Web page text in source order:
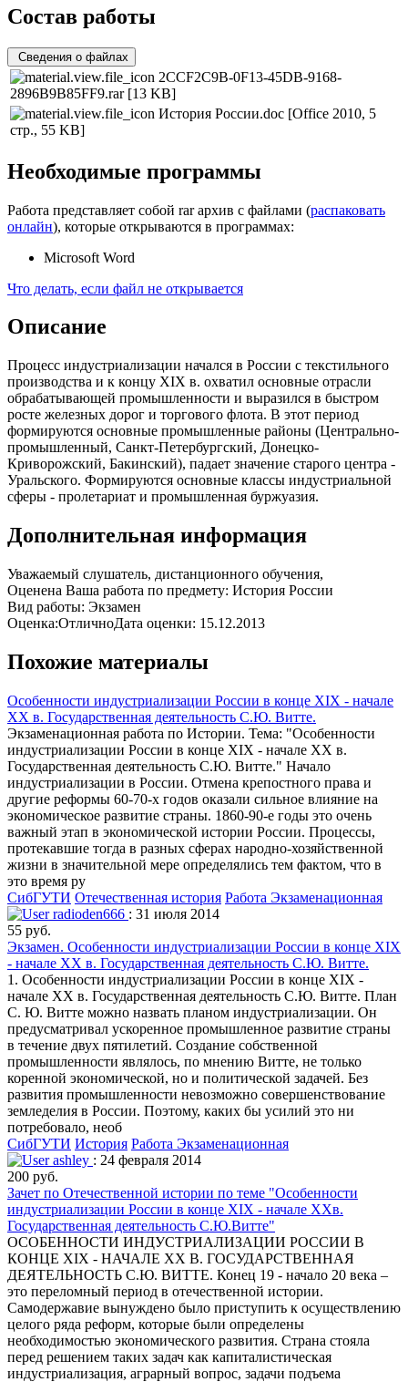
Состав работы
Сведения о файлах
2CCF2C9B-0F13-45DB-9168-
2896B9B85FF9.rar [13 KB]
История России.doc [Office 2010, 5
стр., 55 KB]
Необходимые программы
Работа представляет собой rar архив с файлами (распаковать
онлайн), которые открываются в программах:
Microsoft Word
Что делать, если файл не открывается
Описание
Процесс индустриализации начался в России с текстильного
производства и к концу XIX в. охватил основные отрасли
обрабатывающей промышленности и выразился в быстром
росте железных дорог и торгового флота. В этот период
формируются основные промышленные районы (Центрально-
промышленный, Санкт-Петербургский, Донецко-
Криворожский, Бакинский), падает значение старого центра -
Уральского. Формируются основные классы индустриальной
сферы - пролетариат и промышленная буржуазия.
Дополнительная информация
Уважаемый слушатель, дистанционного обучения,
Оценена Ваша работа по предмету: История России
Вид работы: Экзамен
Оценка:ОтличноДата оценки: 15.12.2013
Похожие материалы
Особенности индустриализации России в конце XIX - начале
XX в. Государственная деятельность С.Ю. Витте.
Экзаменационная работа по Истории. Тема: "Особенности
индустриализации России в конце XIX - начале XX в.
Государственная деятельность С.Ю. Витте." Начало
индустриализации в России. Отмена крепостного права и
другие реформы 60-70-х годов оказали сильное влияние на
экономическое развитие страны. 1860-90-е годы это очень
важный этап в экономической истории России. Процессы,
протекавшие тогда в разных сферах народно-хозяйственной
жизни в значительной мере определялись тем фактом, что в
это время ру
СибГУТИ Отечественная история Работа Экзаменационная
radioden666 : 31 июля 2014
55 руб.
Экзамен. Особенности индустриализации России в конце XIX
- начале XX в. Государственная деятельность С.Ю. Витте.
1. Особенности индустриализации России в конце XIX -
начале XX в. Государственная деятельность С.Ю. Витте. План
С. Ю. Витте можно назвать планом индустриализации. Он
предусматривал ускоренное промышленное развитие страны
в течение двух пятилетий. Cоздание собственной
промышленности являлось, по мнению Витте, не только
коренной экономической, но и политической задачей. Без
развития промышленности невозможно совершенствование
земледелия в России. Поэтому, каких бы усилий это ни
потребовало, необ
СибГУТИ История Работа Экзаменационная
ashley : 24 февраля 2014
200 руб.
Зачет по Отечественной истории по теме "Особенности
индустриализации России в конце XIX - начале XXв.
Государственная деятельность С.Ю.Витте"
ОСОБЕННОСТИ ИНДУСТРИАЛИЗАЦИИ РОССИИ В
КОНЦЕ XIX - НАЧАЛЕ XX В. ГОСУДАРСТВЕННАЯ
ДЕЯТЕЛЬНОСТЬ С.Ю. ВИТТЕ. Конец 19 - начало 20 века –
это переломный период в отечественной истории.
Самодержавие вынуждено было приступить к осуществлению
целого ряда реформ, которые были определены
необходимостью экономического развития. Страна стояла
перед решением таких задач как капиталистическая
индустриализация, аграрный вопрос, задачи подъема